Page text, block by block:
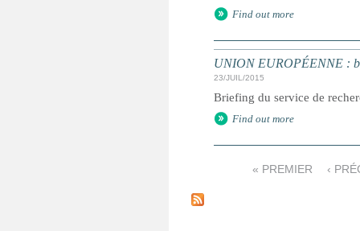
Find out more
UNION EUROPÉENNE :
23/JUIL/2015
Briefing du service de
Find out more
a
« PREMIER ‹